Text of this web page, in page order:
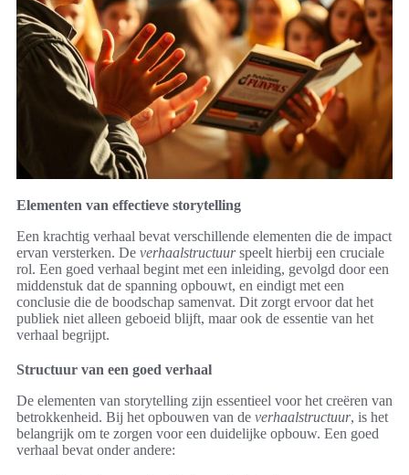
Elementen van effectieve storytelling
Een krachtig verhaal bevat verschillende elementen die de impact
ervan versterken. De verhaalstructuurspeelt hierbij een cruciale
rol. Een goed verhaal begint met een inleiding, gevolgd door een
middenstuk dat de spanning opbouwt, en eindigt met een
conclusie die de boodschap samenvat. Dit zorgt ervoor dat het
publiek niet alleen geboeid blijft, maar ook de essentie van het
verhaal begrijpt.
Structuur van een goed verhaal
De elementen van storytelling zijn essentieel voor het creëren van
betrokkenheid. Bij het opbouwen van de verhaalstructuur, is het
belangrijk om te zorgen voor een duidelijke opbouw. Een goed
verhaal bevat onder andere: